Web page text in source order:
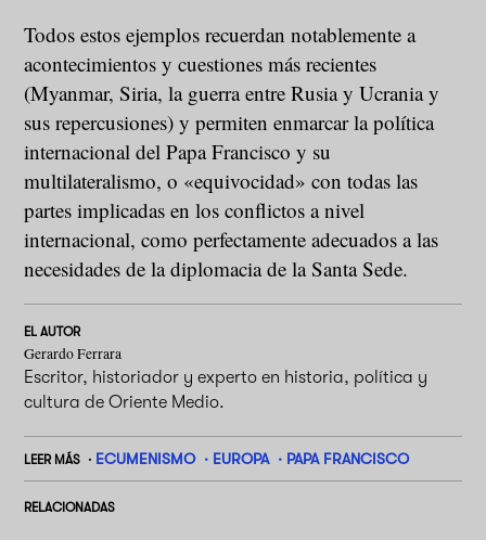
Todos estos ejemplos recuerdan notablemente a
acontecimientos y cuestiones más recientes
(Myanmar, Siria, la guerra entre Rusia y Ucrania y
sus repercusiones) y permiten enmarcar la política
internacional del Papa Francisco y su
multilateralismo, o «equivocidad» con todas las
partes implicadas en los conflictos a nivel
internacional, como perfectamente adecuados a las
necesidades de la diplomacia de la Santa Sede.
EL AUTOR
Gerardo Ferrara
Escritor, historiador y experto en historia, política y
cultura de Oriente Medio.
LEER MÁS ECUMENISMO EUROPA PAPA FRANCISCO
RELACIONADAS